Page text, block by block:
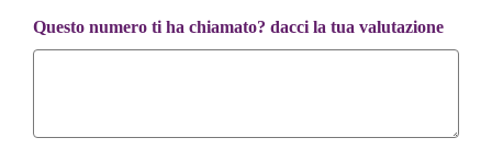
Questo numero ti ha chiamato? dacci la tua valutazione